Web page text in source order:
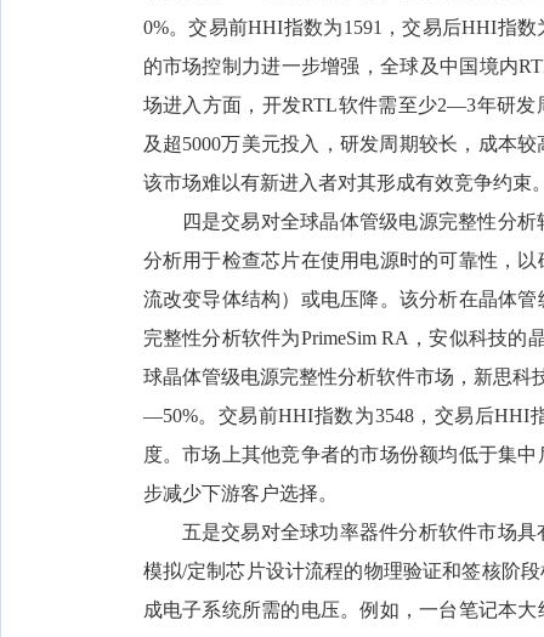
0%。交易前HHI指数为1591，交易后HHI指
的市场控制力进一步增强，全球及中国境内
场进入方面，开发RTL软件需至少2—3年研
及超5000万美元投入，研发周期较长，成本
该市场难以有新进入者对其形成有效竞争约束
四是交易对全球晶体管级电源完整性分
分析用于检查芯片在使用电源时的可靠性，
流改变导体结构）或电压降。该分析在晶体
完整性分析软件为PrimeSim RA，安似科技的
球晶体管级电源完整性分析软件市场，新思
—50%。交易前HHI指数为3548，交易后HHI
度。市场上其他竞争者的市场份额均低于集
步减少下游客户选择。
五是交易对全球功率器件分析软件市场
模拟/定制芯片设计流程的物理验证和签核阶
成电子系统所需的电压。例如，一台笔记本